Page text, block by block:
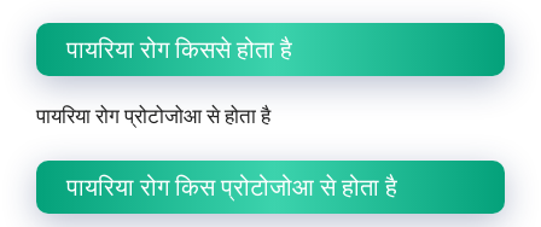
पायरिया रोग किससे होता है
पायरिया रोग प्रोटोजोआ से होता है
पायरिया रोग किस प्रोटोजोआ से होता है